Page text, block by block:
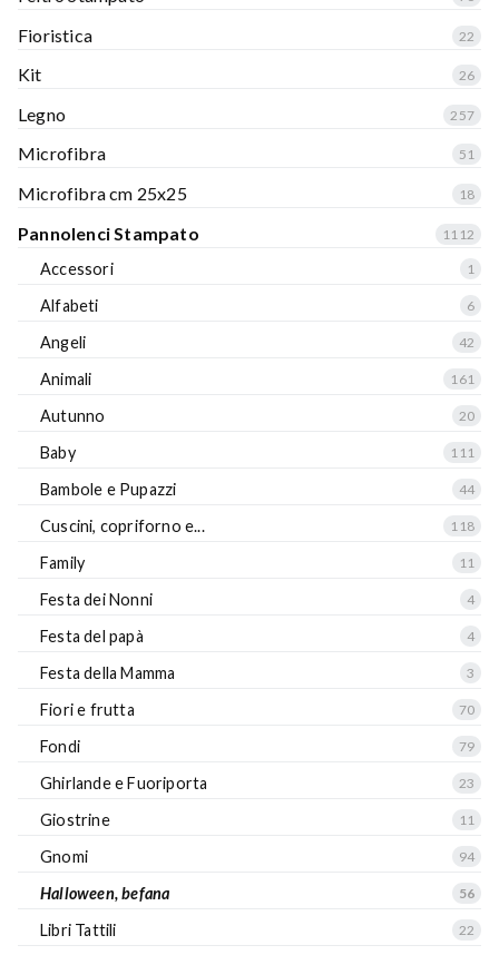
Fioristica 22
Kit 26
Legno 257
Microfibra 51
Microfibra cm 25x25 18
Pannolenci Stampato 1112
Accessori 1
Alfabeti 6
Angeli 42
Animali 161
Autunno 20
Baby 111
Bambole e Pupazzi 44
Cuscini, copriforno e... 118
Family 11
Festa dei Nonni 4
Festa del papà 4
Festa della Mamma 3
Fiori e frutta 70
Fondi 79
Ghirlande e Fuoriporta 23
Giostrine 11
Gnomi 94
Halloween, befana 56
Libri Tattili 22